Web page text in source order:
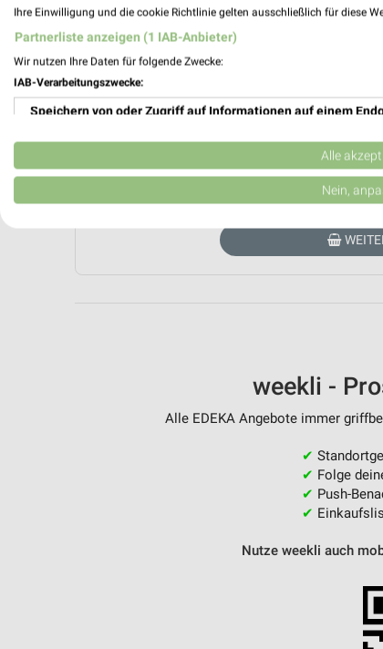
Aktuell haben wir leider kein Prospekt
weekli -
Alle EDEKA Angebote immer
✔
✔ Folge
✔ Push-
✔
Nutze weekli auch
Ihre Einwilligung und die cookie Richtlinie gelten ausschließlich für diese
Partnerliste anzeigen (1 IAB-Anbieter)
Wir nutzen Ihre Daten für folgende Zwecke:
IAB-Verarbeitungszwecke:
Speichern von oder Zugriff auf Informationen auf einem
Verwendung reduzierter Daten zur Auswahl von
Erstellung von Profilen für personalisierte Werbung
Erstellung von Profilen zur Personalisierung von Inhalten
Analyse von Zielgruppen durch Statistiken oder
Verwendung reduzierter Daten zur Auswahl von Inhalten
Geräte anhand von aktiv angeforderten Informationen
Alle
Nein,